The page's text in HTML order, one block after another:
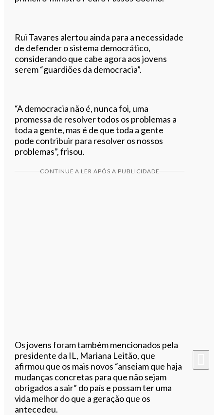
Rui Tavares alertou ainda para a necessidade
de defender o sistema democrático,
considerando que cabe agora aos jovens
serem “guardiões da democracia”.
“A democracia não é, nunca foi, uma
promessa de resolver todos os problemas a
toda a gente, mas é de que toda a gente
pode contribuir para resolver os nossos
problemas”, frisou.
CONTINUE A LER APÓS A PUBLICIDADE
Os jovens foram também mencionados pela
presidente da IL, Mariana Leitão, que
afirmou que os mais novos “anseiam que haja
mudanças concretas para que não sejam
obrigados a sair” do país e possam ter uma
vida melhor do que a geração que os
antecedeu.